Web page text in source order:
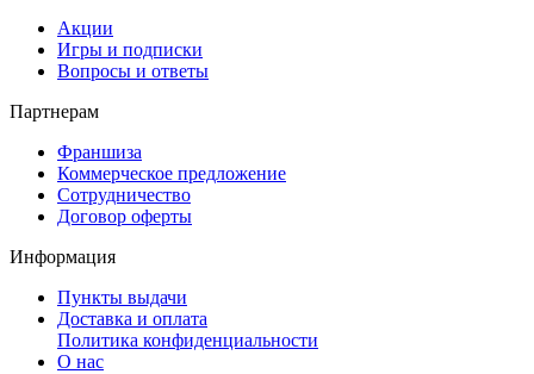
Акции
Игры и подписки
Вопросы и ответы
Партнерам
Франшиза
Коммерческое предложение
Сотрудничество
Договор оферты
Информация
Пункты выдачи
Доставка и оплата
Политика конфиденциальности
О нас